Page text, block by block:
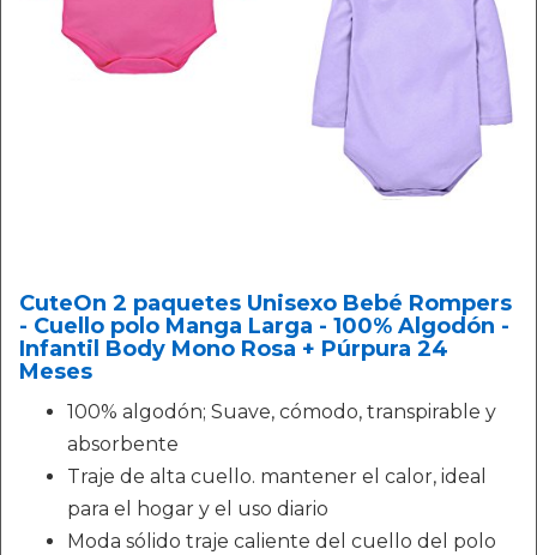
CuteOn 2 paquetes Unisexo Bebé Rompers
- Cuello polo Manga Larga - 100% Algodón -
Infantil Body Mono Rosa + Púrpura 24
Meses
100% algodón; Suave, cómodo, transpirable y
absorbente
Traje de alta cuello. mantener el calor, ideal
para el hogar y el uso diario
Moda sólido traje caliente del cuello del polo